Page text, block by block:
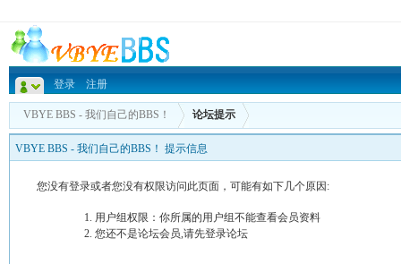
登录 注册
VBYE BBS - 我们自己的BBS！ 论坛提示
VBYE BBS - 我们自己的BBS！ 提示信息
您没有登录或者您没有权限访问此页面，可能有如下几个原因:
用户组权限：你所属的用户组不能查看会员资料
您还不是论坛会员,请先登录论坛